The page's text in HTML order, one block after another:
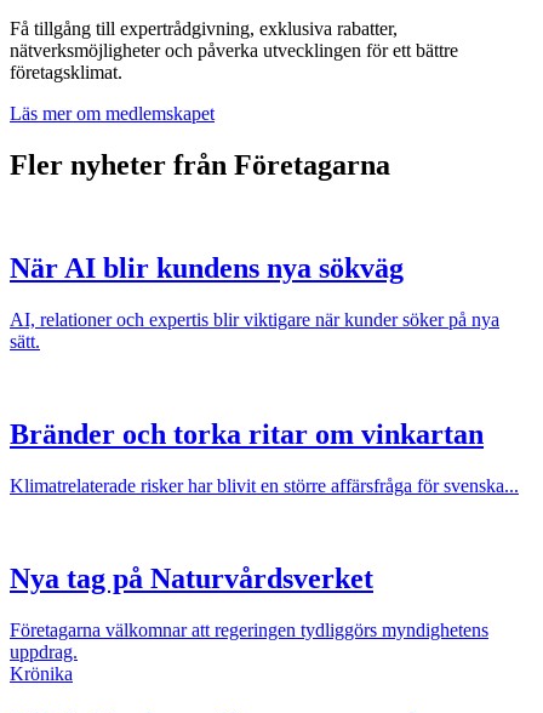
Få tillgång till expertrådgivning, exklusiva rabatter,
nätverksmöjligheter och påverka utvecklingen för ett bättre
företagsklimat.
Läs mer om medlemskapet
Fler nyheter från Företagarna
När AI blir kundens nya sökväg
AI, relationer och expertis blir viktigare när kunder söker på nya
sätt.
Bränder och torka ritar om vinkartan
Klimatrelaterade risker har blivit en större affärsfråga för svenska...
Nya tag på Naturvårdsverket
Företagarna välkomnar att regeringen tydliggörs myndighetens
uppdrag.
Krönika